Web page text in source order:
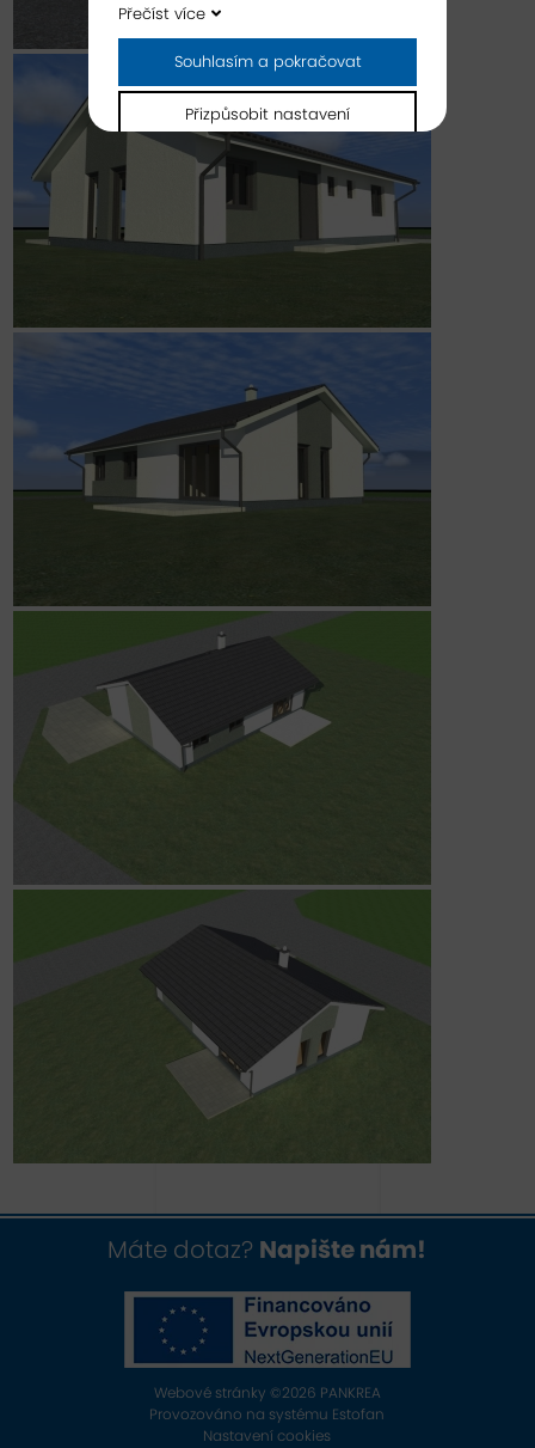
Máte dotaz? Napište nám!
Webové stránky ©2026 PANKREA
Provozováno na systému Estofan
Nastavení cookies
Přečíst více
Souhlasím a pokračovat
Přizpůsobit nastavení